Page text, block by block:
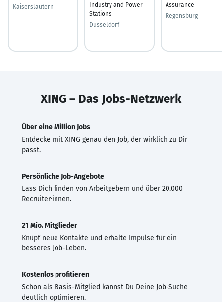
Kaiserslautern
Industry and Power
Stations
Düsseldorf
Assurance
Regensburg
XING – Das Jobs-Netzwerk
Über eine Million Jobs
Entdecke mit XING genau den Job, der wirklich zu Dir
passt.
Persönliche Job-Angebote
Lass Dich finden von Arbeitgebern und über 20.000
Recruiter·innen.
21 Mio. Mitglieder
Knüpf neue Kontakte und erhalte Impulse für ein
besseres Job-Leben.
Kostenlos profitieren
Schon als Basis-Mitglied kannst Du Deine Job-Suche
deutlich optimieren.